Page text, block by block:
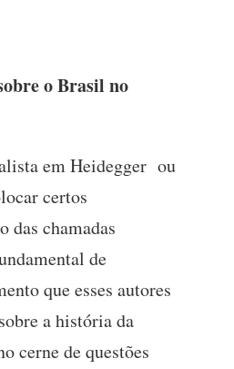
o Brasil no
em Heidegger ou
certos
das chamadas
de
que esses autores
a história da
cerne de questões